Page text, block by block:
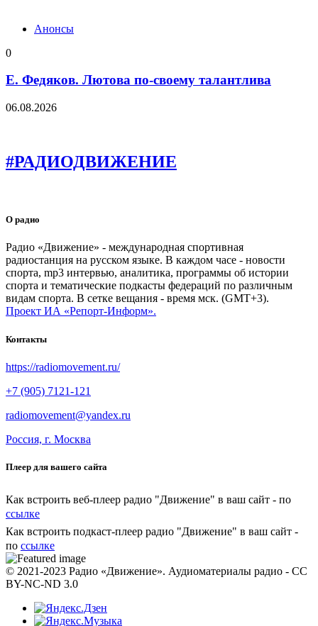
Анонсы
0
Е. Федяков. Лютова по-своему талантлива
06.08.2026
#РАДИОДВИЖЕНИЕ
О радио
Радио «Движение» - международная спортивная
радиостанция на русском языке. В каждом часе - новости
спорта, mp3 интервью, аналитика, программы об истории
спорта и тематические подкасты федераций по различным
видам спорта. В сетке вещания - время мск. (GMT+3).
Проект ИА «Репорт-Информ».
Контакты
https://radiomovement.ru/
+7 (905) 7121-121
radiomovement@yandex.ru
Россия, г. Москва
Плеер для вашего сайта
Как встроить веб-плеер радио "Движение" в ваш сайт - по
ссылке
Как встроить подкаст-плеер радио "Движение" в ваш сайт -
по ссылке
© 2021-2023 Радио «Движение». Аудиоматериалы радио - CC
BY-NC-ND 3.0